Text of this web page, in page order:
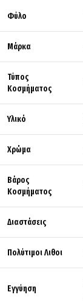
Φύλο
Μάρκα
Τύπος
Κοσμήματος
Υλικό
Χρώμα
Βάρος
Κοσμήματος
Διαστάσεις
Πολύτιμοι Λιθοι
Εγγύηση